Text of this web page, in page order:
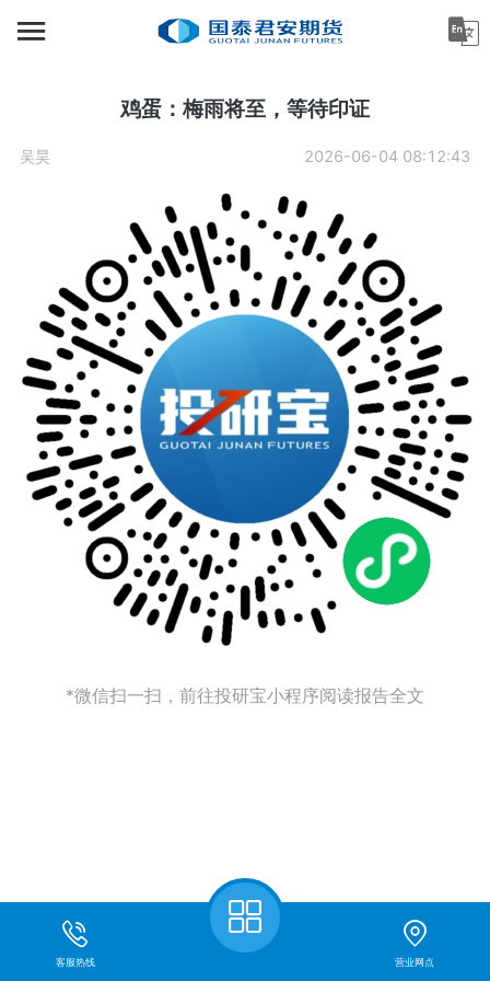
首页
机构金融
投资者教育
关于公司
鸡蛋：梅雨将至，等待印证
吴昊 2026-06-04 08:12:43
*微信扫一扫，前往投研宝小程序阅读报告全文
客服热线 营业网点